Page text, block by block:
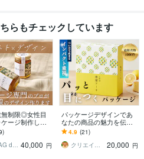
らもチェックしています
制限◎女性目
ージ制作しま
レーターとし
る女性デザイ
案します
ALLTAG design アルターク 40,000 円
パッケージデザインであ
なたの商品の魅力を伝え
ます オリジナルイラスト
でのご準備も可能！パッ
と目を引くデザインに
4.9 (21)
クリエイターズアパートメントチーム
20,000 円